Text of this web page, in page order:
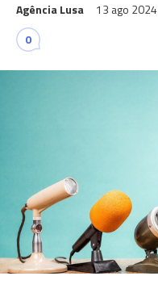
Agência Lusa 13 ago 2024
0